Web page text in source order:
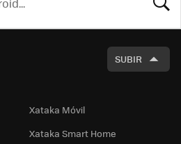
SUBIR
Xataka Móvil
Xataka Smart Home